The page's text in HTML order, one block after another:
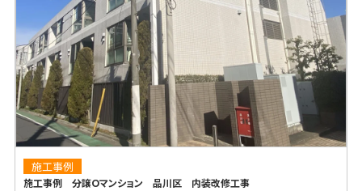
施工事例
施工事例 分譲Ｏマンション 品川区 内装改修工事